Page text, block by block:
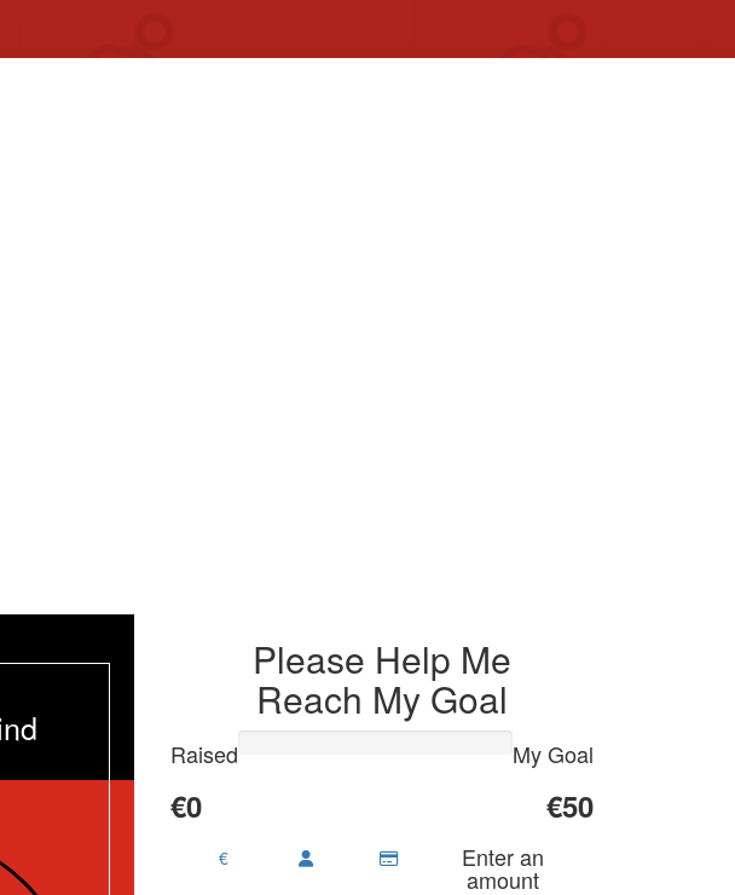
Please Help Me
Reach My Goal
Raised
€0
My Goal
€50
€ Enter an
amount